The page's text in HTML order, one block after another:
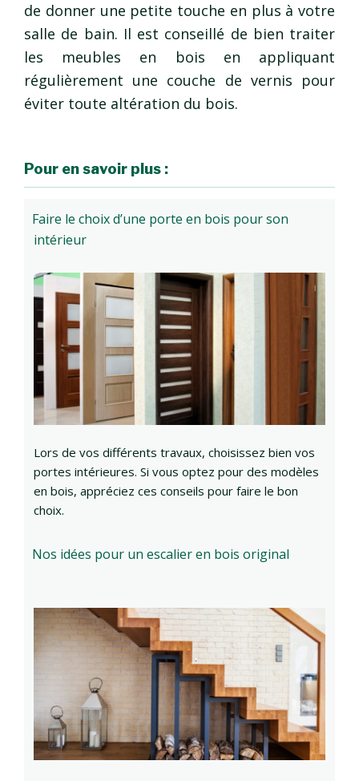
de donner une petite touche en plus à votre
salle de bain. Il est conseillé de bien traiter
les meubles en bois en appliquant
régulièrement une couche de vernis pour
éviter toute altération du bois.
Pour en savoir plus :
Faire le choix d’une porte en bois pour son
intérieur
Lors de vos différents travaux, choisissez bien vos
portes intérieures. Si vous optez pour des modèles
en bois, appréciez ces conseils pour faire le bon
choix.
Nos idées pour un escalier en bois original